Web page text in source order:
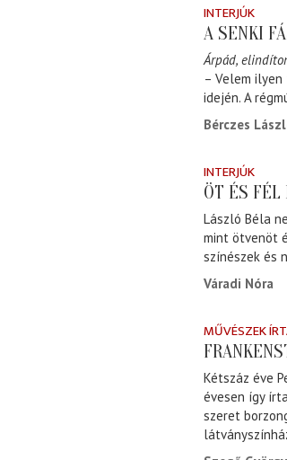
INTERJÚK
A SENKI
Árpád,
– Velem
idején. A
Bérczes
INTERJÚK
ÖT ÉS FÉL
László Béla
mint ötvenöt
színészek és
Váradi Nóra
MŰVÉSZEK
Kétszáz éve
évesen így
szeret